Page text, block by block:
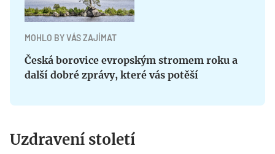
MOHLO BY VÁS ZAJÍMAT
Česká borovice evropským stromem roku a
další dobré zprávy, které vás potěší
Uzdravení století